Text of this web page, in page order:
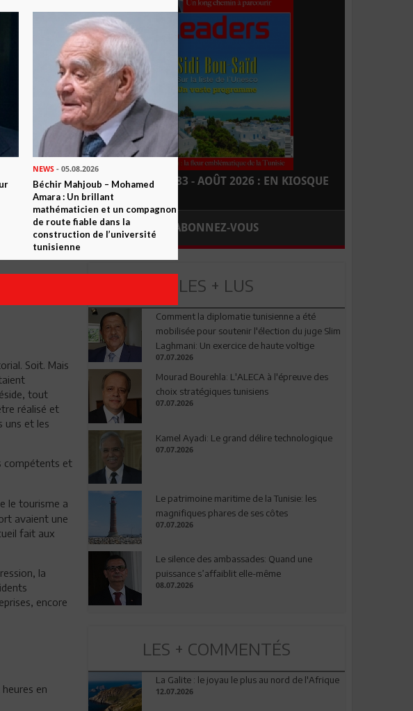
Soit. Mais
tout
réalisé et
uns et les
compétents et
le tourisme a
avaient une
fait aux
la
encore
en
LEADERS N° 183 - AOÛT 2026 : EN KIOSQUE
ABONNEZ-VOUS
LES + LUS
Comment la diplomatie tunisienne a été
mobilisée pour soutenir l'élection du juge Slim
Laghmani: Un exercice de haute voltige
07.07.2026
Mourad Bourehla: L'ALECA à l'épreuve des
choix stratégiques tunisiens
07.07.2026
Kamel Ayadi: Le grand délire technologique
07.07.2026
Le patrimoine maritime de la Tunisie: les
magnifiques phares de ses côtes
07.07.2026
Le silence des ambassades: Quand une
puissance s’affaiblit elle-même
08.07.2026
LES + COMMENTÉS
La Galite : le joyau le plus au nord de l'Afrique
12.07.2026
NEWS- 05.08.2026
Béchir Mahjoub – Mohamed
Amara : Un brillant
mathématicien et un compagnon
de route fiable dans la
construction de l’université
tunisienne